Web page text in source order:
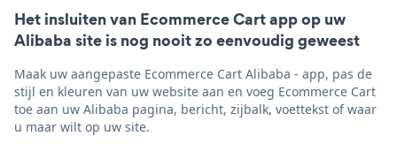
Het insluiten van Ecommerce Cart app op uw
Alibaba site is nog nooit zo eenvoudig geweest
Maak uw aangepaste Ecommerce Cart Alibaba - app, pas de
stijl en kleuren van uw website aan en voeg Ecommerce Cart
toe aan uw Alibaba pagina, bericht, zijbalk, voettekst of waar
u maar wilt op uw site.